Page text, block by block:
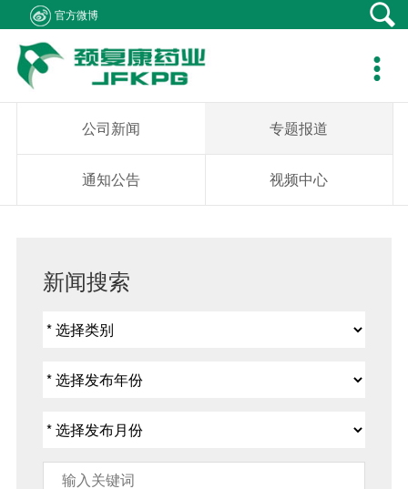
官方微博

产品中心
产品在线
新闻资讯
公司新闻
社会责任
医生资助
客户支持
资料下载
人力资源
职位招聘
关于我们
集团概况
联系我们
产品疾病咨询
销售业务咨询
综合事务咨询
公司新闻 专题报道
通知公告 视频中心
新闻搜索